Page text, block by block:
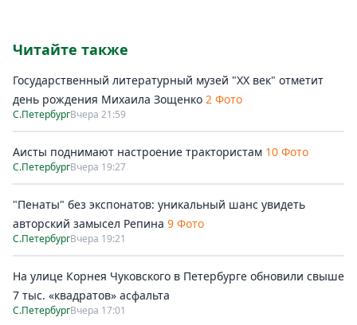
Читайте также
Государственный литературный музей "ХХ век" отметит
день рождения Михаила Зощенко 2 Фото
С.ПетербургВчера 21:59
Аисты поднимают настроение трактористам 10 Фото
С.ПетербургВчера 19:27
"Пенаты" без экспонатов: уникальный шанс увидеть
авторский замысел Репина 9 Фото
С.ПетербургВчера 19:21
На улице Корнея Чуковского в Петербурге обновили свыше
7 тыс. «квадратов» асфальта
С.ПетербургВчера 17:01